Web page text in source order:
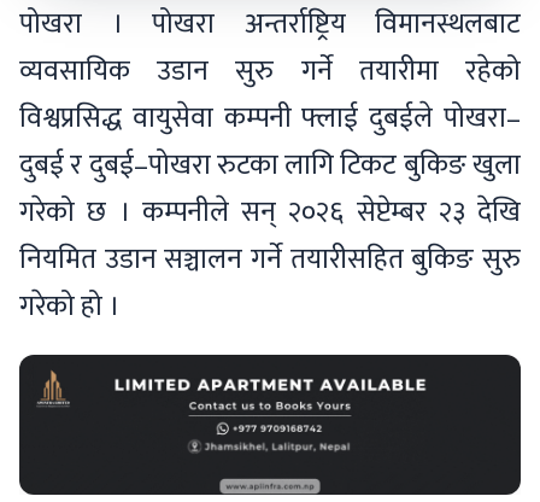
पोखरा । पोखरा अन्तर्राष्ट्रिय विमानस्थलबाट
व्यवसायिक उडान सुरु गर्ने तयारीमा रहेको
विश्वप्रसिद्ध वायुसेवा कम्पनी फ्लाई दुबईले पोखरा–
दुबई र दुबई–पोखरा रुटका लागि टिकट बुकिङ खुला
गरेको छ । कम्पनीले सन् २०२६ सेप्टेम्बर २३ देखि
नियमित उडान सञ्चालन गर्ने तयारीसहित बुकिङ सुरु
गरेको हो ।